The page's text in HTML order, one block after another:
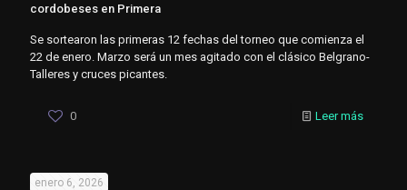
cordobeses en Primera
Se sortearon las primeras 12 fechas del torneo que comienza el
22 de enero. Marzo será un mes agitado con el clásico Belgrano-
Talleres y cruces picantes.
0 Leer más
enero 6, 2026